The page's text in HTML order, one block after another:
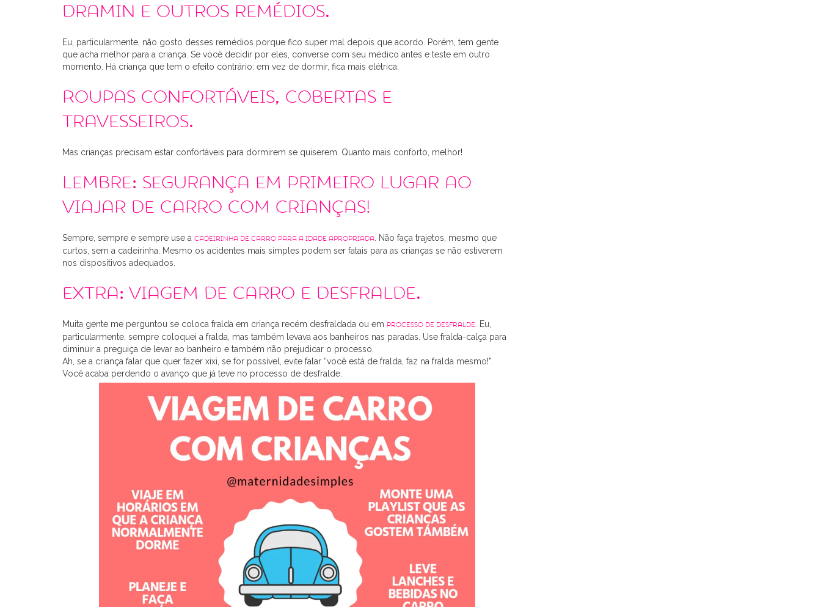
Dramin e outros remédios.
Eu, particularmente, não gosto desses remédios porque fico super mal depois que acordo. Porém, tem gente
que acha melhor para a criança. Se você decidir por eles, converse com seu médico antes e teste em outro
momento. Há criança que tem o efeito contrário: em vez de dormir, fica mais elétrica.
Roupas confortáveis, cobertas e
travesseiros.
Mas crianças precisam estar confortáveis para dormirem se quiserem. Quanto mais conforto, melhor!
Lembre: Segurança em primeiro lugar ao
viajar de carro com crianças!
Sempre, sempre e sempre use a cadeirinha de carro para a idade apropriada. Não faça trajetos, mesmo que
curtos, sem a cadeirinha. Mesmo os acidentes mais simples podem ser fatais para as crianças se não estiverem
nos dispositivos adequados.
Extra: viagem de carro e desfralde.
Muita gente me perguntou se coloca fralda em criança recém desfraldada ou em processo de desfralde. Eu,
particularmente, sempre coloquei a fralda, mas também levava aos banheiros nas paradas. Use fralda-calça para
diminuir a preguiça de levar ao banheiro e também não prejudicar o processo.
Ah, se a criança falar que quer fazer xixi, se for possível, evite falar “você está de fralda, faz na fralda mesmo!”.
Você acaba perdendo o avanço que já teve no processo de desfralde.